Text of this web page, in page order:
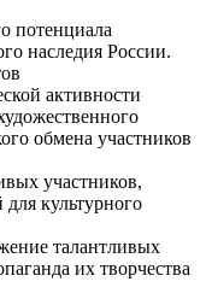
потенциала
наследия России.
активности
обмена участников
участников,
культурного
талантливых
их творчества